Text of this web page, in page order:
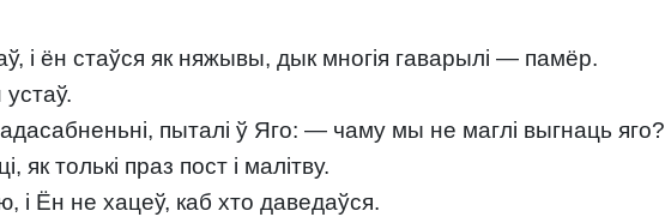
ён стаўся як няжывы, дык многія гаварылі — памёр.
пыталі ў Яго: — чаму мы не маглі выгнаць яго?
толькі праз пост і малітву.
і Ён не хацеў, каб хто даведаўся.